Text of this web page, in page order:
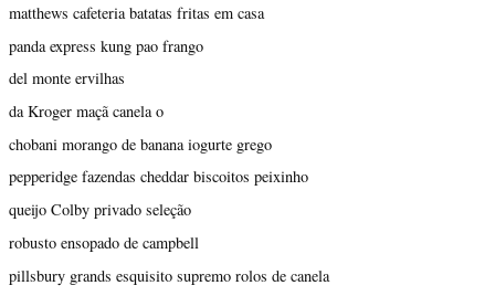
matthews cafeteria batatas fritas em casa
panda express kung pao frango
del monte ervilhas
da Kroger maçã canela o
chobani morango de banana iogurte grego
pepperidge fazendas cheddar biscoitos peixinho
queijo Colby privado seleção
robusto ensopado de campbell
pillsbury grands esquisito supremo rolos de canela